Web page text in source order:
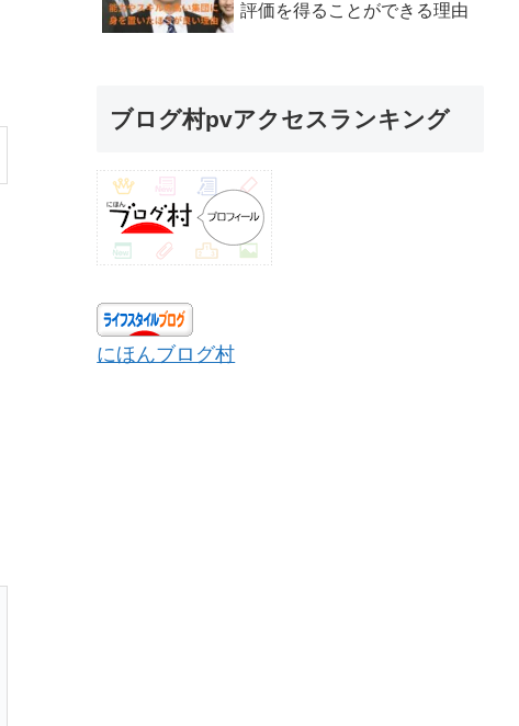
評価を得ることができる理由
ブログ村pvアクセスランキング
にほんブログ村